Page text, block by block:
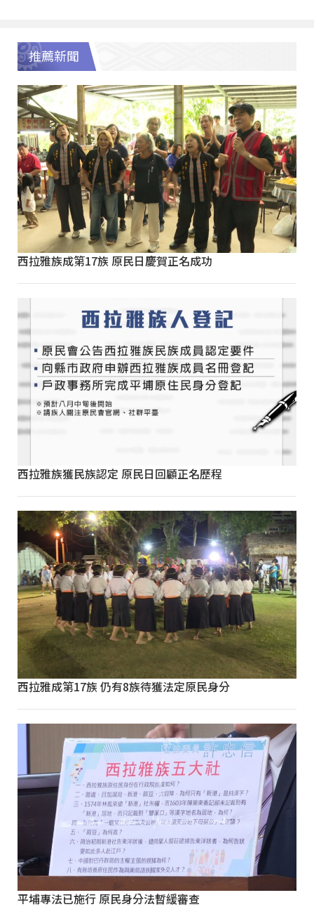
推薦新聞
西拉雅族成第17族 原民日慶賀正名成功
西拉雅族獲民族認定 原民日回顧正名歷程
西拉雅成第17族 仍有8族待獲法定原民身分
平埔專法已施行 原民身分法暫緩審查